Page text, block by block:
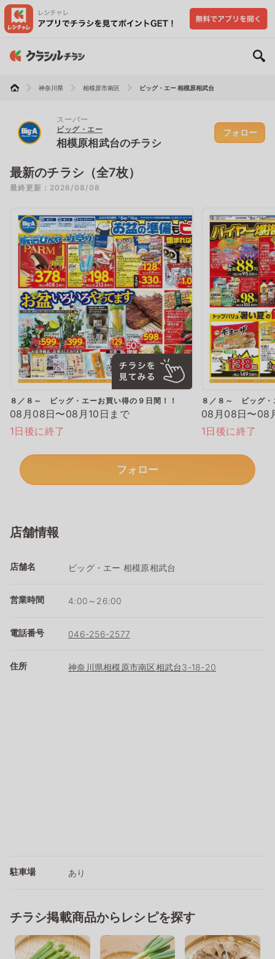
神奈川県 相模原市南区 ビッグ・エー 相模原相武台
スーパー
ビッグ・エー
相模原相武台のチラシ
フォロー
最新のチラシ（全7枚）
最終更新：2026/08/08
８／８～ ビッグ・エーお買い得の９日間！！
08月08日〜08月10日まで
1日後に終了
８／８～ ビッグ・
08月08日〜08
1日後に終了
フォロー
店舗情報
店舗名 ビッグ・エー 相模原相武台
営業時間 4:00～26:00
電話番号 046-256-2577
住所 神奈川県相模原市南区相武台3-18-20
駐車場 あり
チラシ掲載商品からレシピを探す